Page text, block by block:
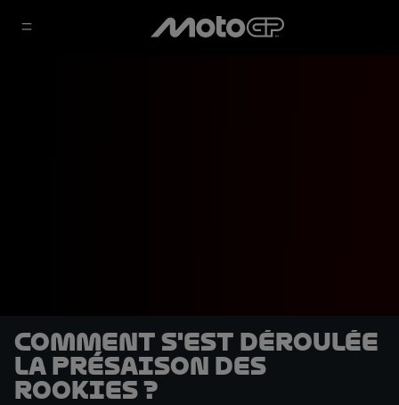
Comment s'est déroulée
la présaison des
rookies ?